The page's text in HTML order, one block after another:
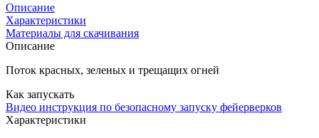
Описание
Характеристики
Материалы для скачивания
Описание
Поток красных, зеленых и трещащих огней
Как запускать
Видео инструкция по безопасному запуску фейерверков
Характеристики